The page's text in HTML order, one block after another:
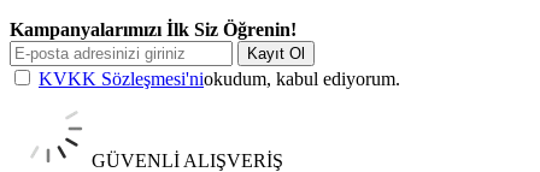
Kampanyalarımızı İlk Siz Öğrenin!
Kayıt Ol
KVKK Sözleşmesi'niokudum, kabul ediyorum.
GÜVENLİ ALIŞVERİŞ